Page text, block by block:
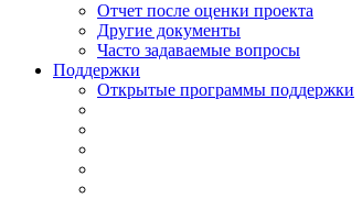
Отчет после оценки проекта
Другие документы
Часто задаваемые вопросы
Поддержки
Открытые программы поддержки